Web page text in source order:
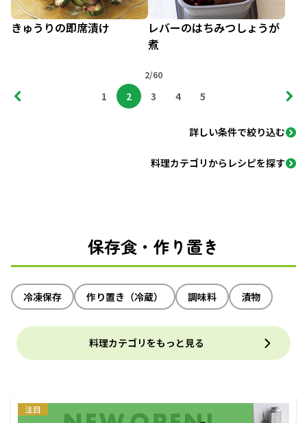
きゅうりの即席漬け
レバーのはちみつしょうが
煮
2/60
1 2 3 4 5
詳しい条件で絞り込む
料理カテゴリからレシピを探す
保存食・作り置き
冷凍保存 作り置き（冷蔵） 調味料 漬物
料理カテゴリをもっと見る
注目